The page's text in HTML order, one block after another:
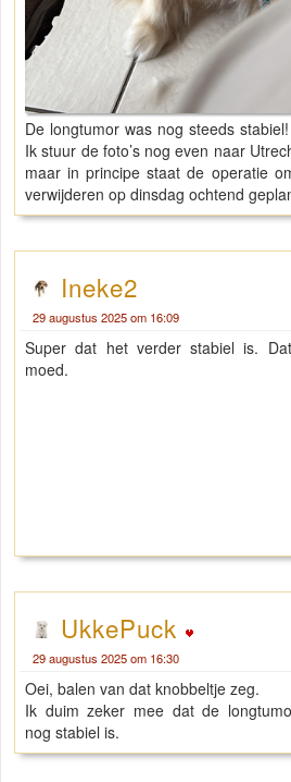
De longtumor was nog steeds
Ik stuur de foto’s nog even naar
maar in principe staat de operatie
verwijderen op dinsdag ochtend
Ineke2
29 augustus 2025 om 16:09
Super dat het verder stabiel is.
moed.
UkkePuck
29 augustus 2025 om 16:30
Oei, balen van dat knobbeltje zeg.
Ik duim zeker mee dat de
nog stabiel is.